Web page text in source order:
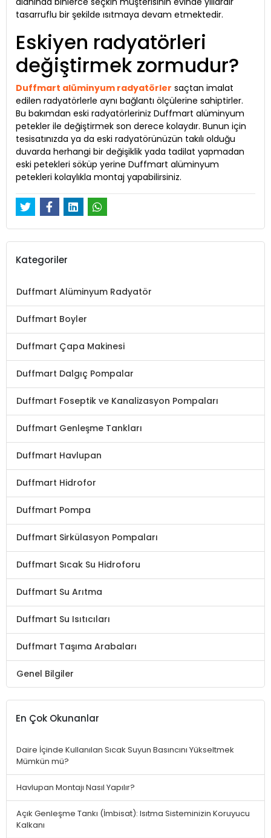
tasarruflu bir şekilde ısıtmaya devam etmektedir.
Eskiyen radyatörleri
değiştirmek zormudur?
Duffmart alüminyum radyatörler saçtan imalat
edilen radyatörlerle aynı bağlantı ölçülerine sahiptirler.
Bu bakımdan eski radyatörleriniz Duffmart alüminyum
petekler ile değiştirmek son derece kolaydır. Bunun için
tesisatınızda ya da eski radyatörünüzün takılı olduğu
duvarda herhangi bir değişiklik yada tadilat yapmadan
eski petekleri söküp yerine Duffmart alüminyum
petekleri kolaylıkla montaj yapabilirsiniz.
Kategoriler
Duffmart Alüminyum Radyatör
Duffmart Boyler
Duffmart Çapa Makinesi
Duffmart Dalgıç Pompalar
Duffmart Foseptik ve Kanalizasyon Pompaları
Duffmart Genleşme Tankları
Duffmart Havlupan
Duffmart Hidrofor
Duffmart Pompa
Duffmart Sirkülasyon Pompaları
Duffmart Sıcak Su Hidroforu
Duffmart Su Arıtma
Duffmart Su Isıtıcıları
Duffmart Taşıma Arabaları
Genel Bilgiler
En Çok Okunanlar
Daire İçinde Kullanılan Sıcak Suyun Basıncını Yükseltmek
Mümkün mü?
Havlupan Montajı Nasıl Yapılır?
Açık Genleşme Tankı (İmbisat): Isıtma Sisteminizin Koruyucu
Kalkanı